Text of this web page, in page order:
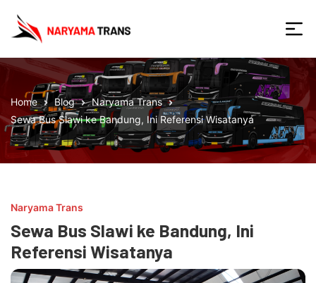
content
Home Blog
Naryama Trans
Sewa Bus Slawi ke Bandung, Ini Referensi Wisatanya
Naryama Trans
Sewa Bus Slawi ke Bandung, Ini
Referensi Wisatanya